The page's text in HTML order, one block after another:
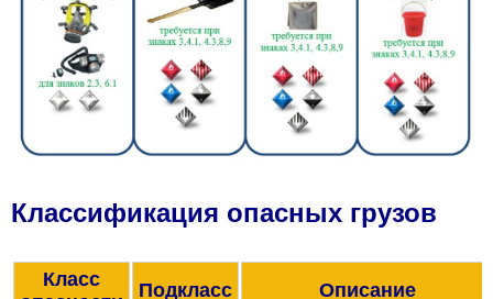
Классификация опасных грузов
Класс
Подкласс Описание